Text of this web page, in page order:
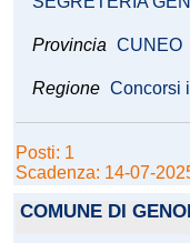
Provincia CUNEO
Regione Concorsi
Posti: 1
Scadenza: 14-07-
COMUNE DI